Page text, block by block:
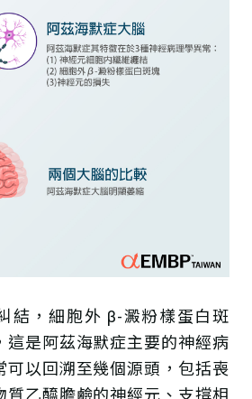
結，細胞外 β-澱粉樣蛋白斑
這是阿茲海默症主要的神經病
可以回溯至幾個源頭，包括喪
質乙醯膽鹼的神經元、支撐相